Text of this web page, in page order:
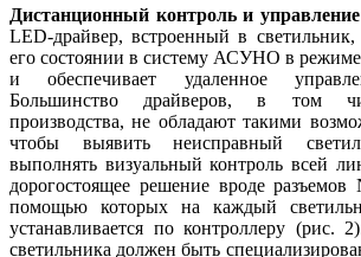
Дистанционный контроль и управление
LED-драйвер, встроенный в
его состоянии в систему ­АСУНО в режиме
и обеспечивает удаленное
Большинство драйверов, в том
производства, не обладают такими
чтобы выявить неисправный
выполнять визуальный контроль всей
дорогостоящее решение вроде разъемов
помощью которых на каждый
устанавливается по контроллеру (рис.
светильника должен быть